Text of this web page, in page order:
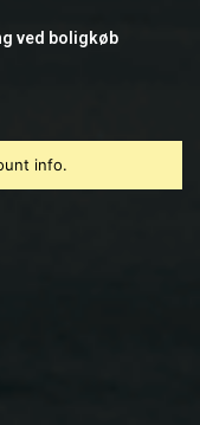
ved boligkøb
info.